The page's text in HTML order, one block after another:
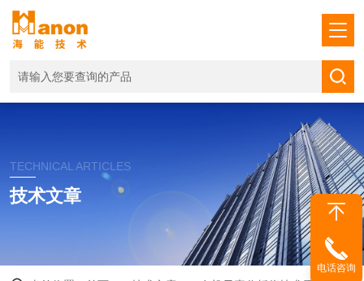
TECHNICAL ARTICLES
技术文章
电话咨询